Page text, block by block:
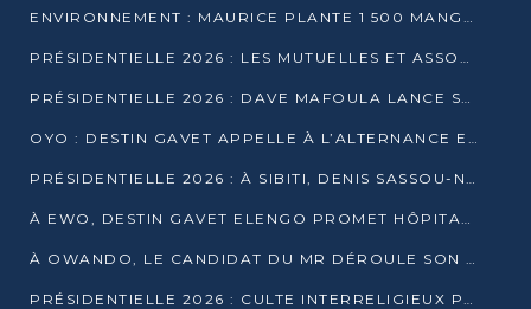
ENVIRONNEMENT : MAURICE PLANTE 1 500 MANGROVES POUR HONORER WANGARI MAATHAI
PRÉSIDENTIELLE 2026 : LES MUTUELLES ET ASSOCIATIONS S’IMPLIQUENT DANS LA CAMPAGNE ÉLECTORALE À TIÉ-TIÉ 2 (POINTE-NOIRE)
PRÉSIDENTIELLE 2026 : DAVE MAFOULA LANCE SA « VAGUE DU NOUVEAU DÉPART » À IMPFONDO
OYO : DESTIN GAVET APPELLE À L’ALTERNANCE ET À LA RESPONSABILITÉ DE LA JEUNESSE
PRÉSIDENTIELLE 2026 : À SIBITI, DENIS SASSOU-N’GUESSO PARIE SUR LES RESSOURCES DE LA LEKOUMOU
À EWO, DESTIN GAVET ELENGO PROMET HÔPITAL, CHEMIN DE FER ET AUDIT DES FINANCES PUBLIQUES
À OWANDO, LE CANDIDAT DU MR DÉROULE SON PROGRAMME DE “CHANGEMENT”
PRÉSIDENTIELLE 2026 : CULTE INTERRELIGIEUX POUR LA PAIX À OUENZÉ